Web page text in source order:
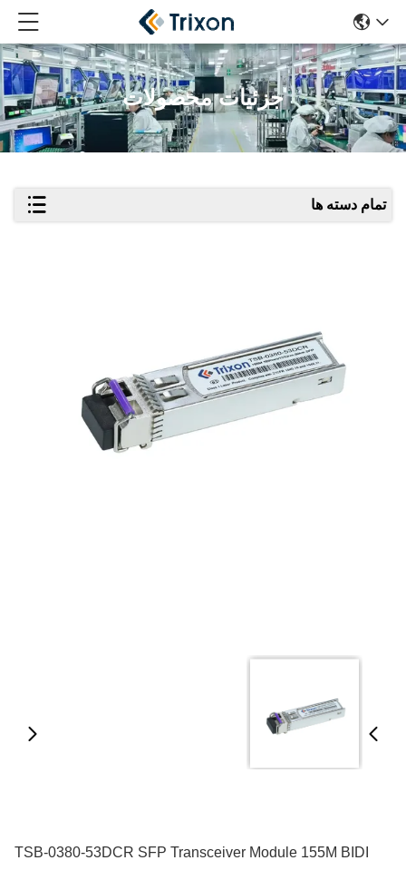
جزئیات محصولات
تمام دسته ها
TSB-0380-53DCR SFP Transceiver Module 155M BIDI